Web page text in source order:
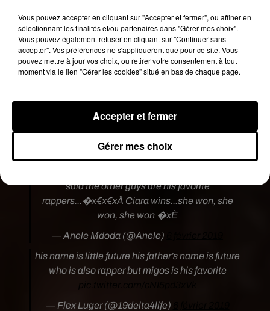
Voir cette publication sur Instagram
Before we all performed, this sweet moment
happened. Thank you Migos! He was the
Une publication partagée par
�x€x€x€x€xÂ guys. Ciara posted a video of her
son meeting his favorite rappers Migos.
said the other guys are his favorite
rappers...�x€x€xÂ Ciara wins...she won, she
won, she won �xÈ
— Anele Mdoda (@Anele)
his name is little future his father’s name is future
who is also rapper but migos is his favorite
— Flex Luger (@19delta4life)
Vous pouvez accepter en cliquant sur "Accepter et fermer", ou affiner en
sélectionnant les finalités et/ou partenaires dans "Gérer mes choix".
Vous pouvez également refuser en cliquant sur "Continuer sans
accepter". Vos préférences ne s'appliqueront que pour ce site. Vous
pouvez mettre à jour vos choix, ou retirer votre consentement à tout
moment via le lien "Gérer les cookies" situé en bas de chaque page.
Gérer mes choix
Accepter et fermer